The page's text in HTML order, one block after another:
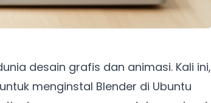
desain grafis dan animasi. Kali ini,
menginstal Blender di Ubuntu